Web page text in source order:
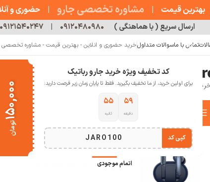
کد تخفیف ویژه خرید جارو رباتیک
برای اولین خرید، از ما تخفیف بگیرید. فقط تا پایان زمان زیر فرصت دارید:
۵۹
دقیقه
۵۴
ثانیه
JARO100 کپی کد
۱۵۰,۰۰۰
تومان
تماس با ماسوالات متداولخرید حضوری و انلاین - بهترین قیمت - مشاوره تخصصی
خانه جارو رباتیک
انتخاب دسته بندی
خانه هدفون و هدست هدست بلوتوث هایلو مدل W1
-29%
اتمام موجودی
بهترین قیمت | مشاوره تخصصی جارو | حضوری و
ارسال سریع ( با هماهنگی ) ۰۹۱۲۰۴۸۰۹۸۰ | ۰۹۱۲۱۵۴۰۲۴۷